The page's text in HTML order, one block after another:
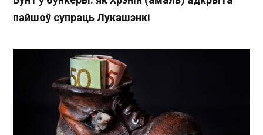
пайшоў супраць Лукашэнкі